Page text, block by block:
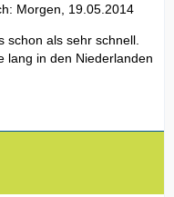
Morgen, 19.05.2014
schon als sehr schnell.
lang in den Niederlanden